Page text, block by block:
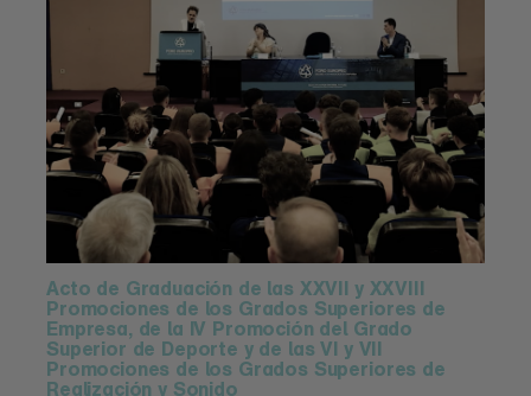
Acto de Graduación de las XXVII y XXVIII
Promociones de los Grados Superiores de
Empresa, de la IV Promoción del Grado
Superior de Deporte y de las VI y VII
Promociones de los Grados Superiores de
Realización y Sonido